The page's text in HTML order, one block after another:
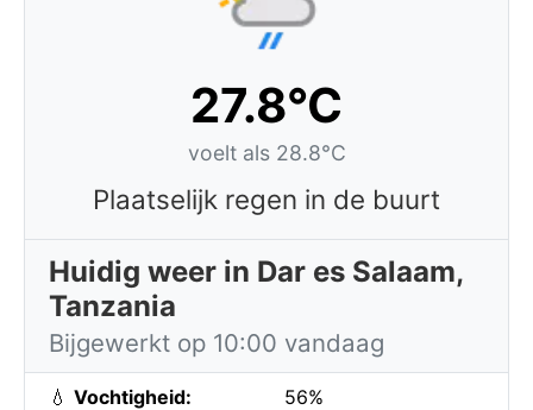
27.8°C
voelt als 28.8°C
Plaatselijk regen in de buurt
Huidig weer in Dar es Salaam,
Tanzania
Bijgewerkt op 10:00 vandaag
💧 Vochtigheid: 56%